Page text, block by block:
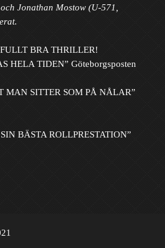
Jonathan Mostow (U-571,
BRA THRILLER!
HELA TIDEN” Göteborgsposten
MAN SITTER SOM PÅ NÅLAR”
BÄSTA ROLLPRESTATION”